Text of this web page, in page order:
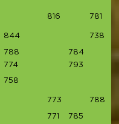
816 781
844 738
788 784
774 793
758
773 788
771 785